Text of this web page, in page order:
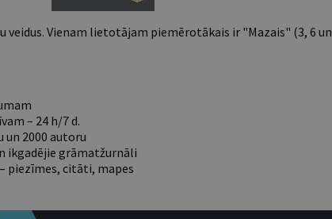
veidus. Vienam lietotājam piemērotākais ir "Mazais" (3, 6 un
– 24 h/7 d.
un 2000 autoru
ikgadējie grāmatžurnāli
piezīmes, citāti, mapes